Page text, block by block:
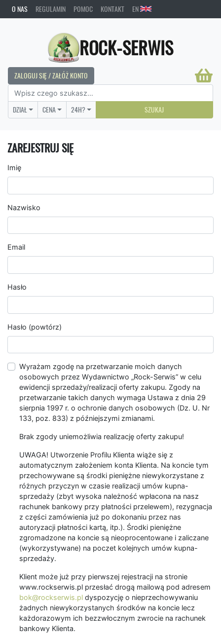
O NAS REGULAMIN POMOC KONTAKT EN
ROCK-SERWIS
ZALOGUJ SIĘ / ZAŁÓŻ KONTO
DZIAŁ CENA 24H? SZUKAJ
ZAREJESTRUJ SIĘ
Imię
Nazwisko
Email
Hasło
Hasło (powtórz)
Wyrażam zgodę na przetwarzanie moich danych
osobowych przez Wydawnictwo „Rock-Serwis” w celu
ewidencji sprzedaży/realizacji oferty zakupu. Zgody na
przetwarzanie takich danych wymaga Ustawa z dnia 29
sierpnia 1997 r. o ochronie danych osobowych (Dz. U. Nr
133, poz. 833) z późniejszymi zmianami.
Brak zgody uniemożliwia realizację oferty zakupu!
UWAGA! Utworzenie Profilu Klienta wiąże się z
automatycznym założeniem konta Klienta. Na koncie tym
przechowywane są środki pieniężne niewykorzystane z
różnych przyczyn w czasie realizacji umów kupna-
sprzedaży (zbyt wysoka należność wpłacona na nasz
rachunek bankowy przy płatności przelewem), rezygnacja
z części zamówienia już po dokonaniu przez nas
autoryzacji płatności kartą, itp.). Środki pieniężne
zgromadzone na koncie są nieoprocentowane i zaliczane
(wykorzystywane) na poczet kolejnych umów kupna-
sprzedaży.
Klient może już przy pierwszej rejestracji na stronie
www.rockserwis.pl przesłać drogą mailową pod adresem
bok@rockserwis.pl dyspozycję o nieprzechowywaniu
żadnych niewykorzystanych środków na koncie lecz
każdorazowym ich bezzwłocznym zwrocie na rachunek
bankowy Klienta.